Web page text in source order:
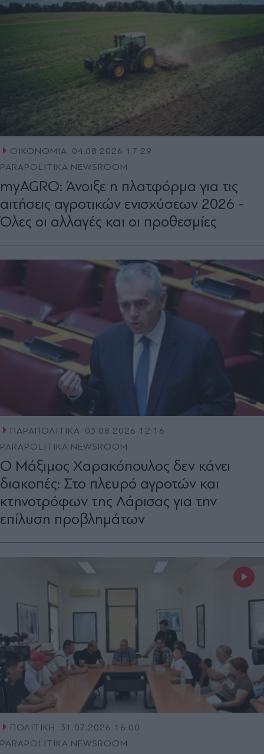
ΟΙΚΟΝΟΜΙΑ 04.08.2026 17:29
PARAPOLITIKA NEWSROOM
myAGRO: Άνοιξε η πλατφόρμα για τις
αιτήσεις αγροτικών ενισχύσεων 2026 -
Όλες οι αλλαγές και οι προθεσμίες
ΠΑΡΑΠΟΛΙΤΙΚΑ
03.08.2026 12:16
PARAPOLITIKA NEWSROOM
Ο Μάξιμος Χαρακόπουλος δεν κάνει
διακοπές: Στο πλευρό αγροτών και
κτηνοτρόφων της Λάρισας για την
επίλυση προβλημάτων
ΠΟΛΙΤΙΚΗ
31.07.2026 16:00
PARAPOLITIKA NEWSROOM